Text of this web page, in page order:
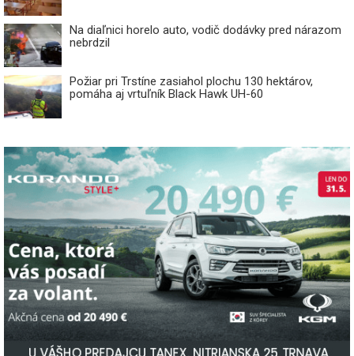
Na diaľnici horelo auto, vodič dodávky pred nárazom
nebrdzil
Požiar pri Trstíne zasiahol plochu 130 hektárov,
pomáha aj vrtuľník Black Hawk UH-60